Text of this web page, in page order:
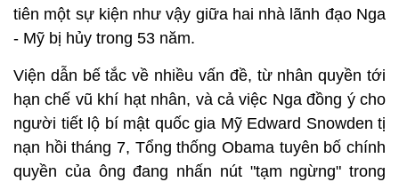
tiên một sự kiện như vậy giữa hai nhà lãnh đạo Nga
- Mỹ bị hủy trong 53 năm.
Viện dẫn bế tắc về nhiều vấn đề, từ nhân quyền tới
hạn chế vũ khí hạt nhân, và cả việc Nga đồng ý cho
người tiết lộ bí mật quốc gia Mỹ Edward Snowden tị
nạn hồi tháng 7, Tổng thống Obama tuyên bố chính
quyền của ông đang nhấn nút "tạm ngừng" trong